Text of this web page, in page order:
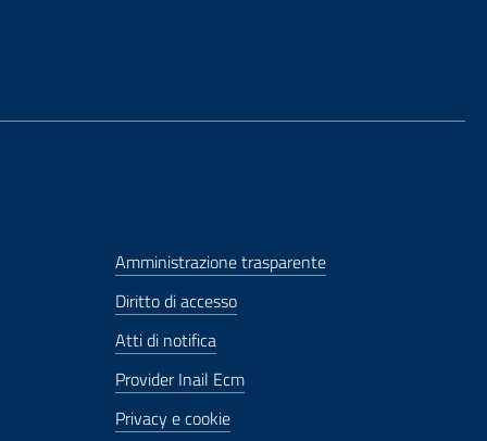
Amministrazione trasparente
Diritto di accesso
Atti di notifica
Provider Inail Ecm
Privacy e cookie